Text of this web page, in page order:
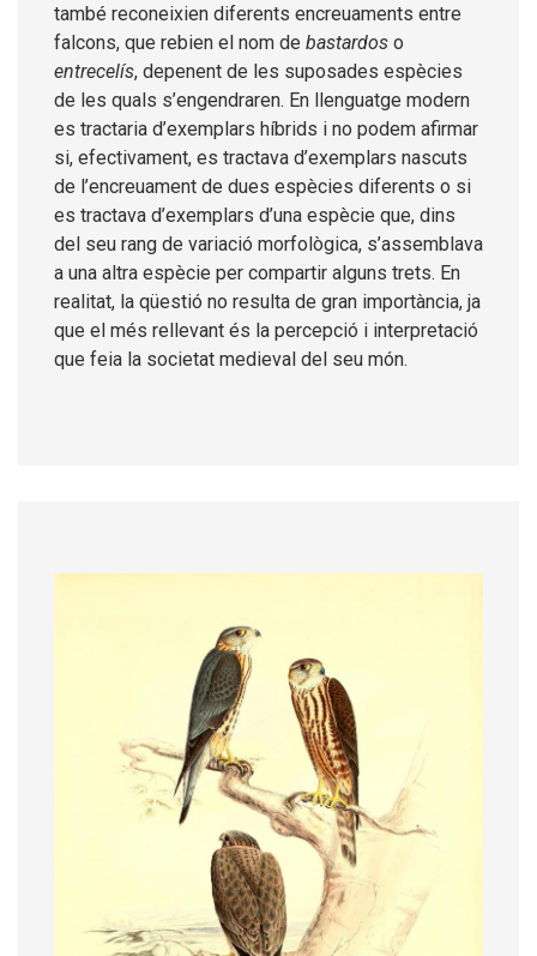
també reconeixien diferents encreuaments entre
falcons, que rebien el nom de bastardos o
entrecelís, depenent de les suposades espècies
de les quals s’engendraren. En llenguatge modern
es tractaria d’exemplars híbrids i no podem afirmar
si, efectivament, es tractava d’exemplars nascuts
de l’encreuament de dues espècies diferents o si
es tractava d’exemplars d’una espècie que, dins
del seu rang de variació morfològica, s’assemblava
a una altra espècie per compartir alguns trets. En
realitat, la qüestió no resulta de gran importància, ja
que el més rellevant és la percepció i interpretació
que feia la societat medieval del seu món.